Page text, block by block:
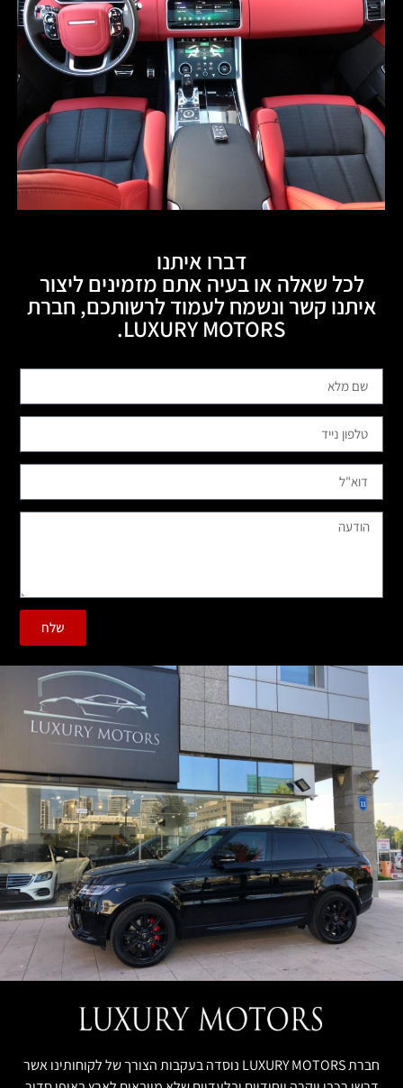
דברו איתנו
לכל שאלה או בעיה אתם מזמינים ליצור
איתנו קשר ונשמח לעמוד לרשותכם, חברת
LUXURY MOTORS.
שלח
חברת LUXURY MOTORS נוסדה בעקבות הצורך של לקוחותינו אשר